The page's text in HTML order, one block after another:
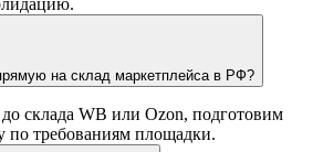
на склад маркетплейса в РФ?
склада WB или Ozon, подготовим
по требованиям площадки.